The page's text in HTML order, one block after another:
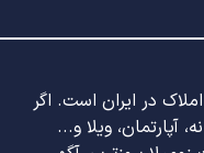
در ایران است. اگر
آپارتمان، ویلا و...